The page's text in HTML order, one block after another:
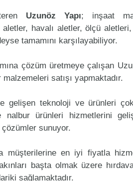
Uzunöz Yapı; inşaat
havalı aletler, ölçü
tamamını karşılayabiliyor.
çözüm üretmeye çalışan
satışı yapmaktadır.
gelişen teknoloji ve ürünleri
ürünleri hizmetlerini
sunuyor.
müşterilerine en iyi fiyatla
başta olmak üzere
sağlamaktadır.